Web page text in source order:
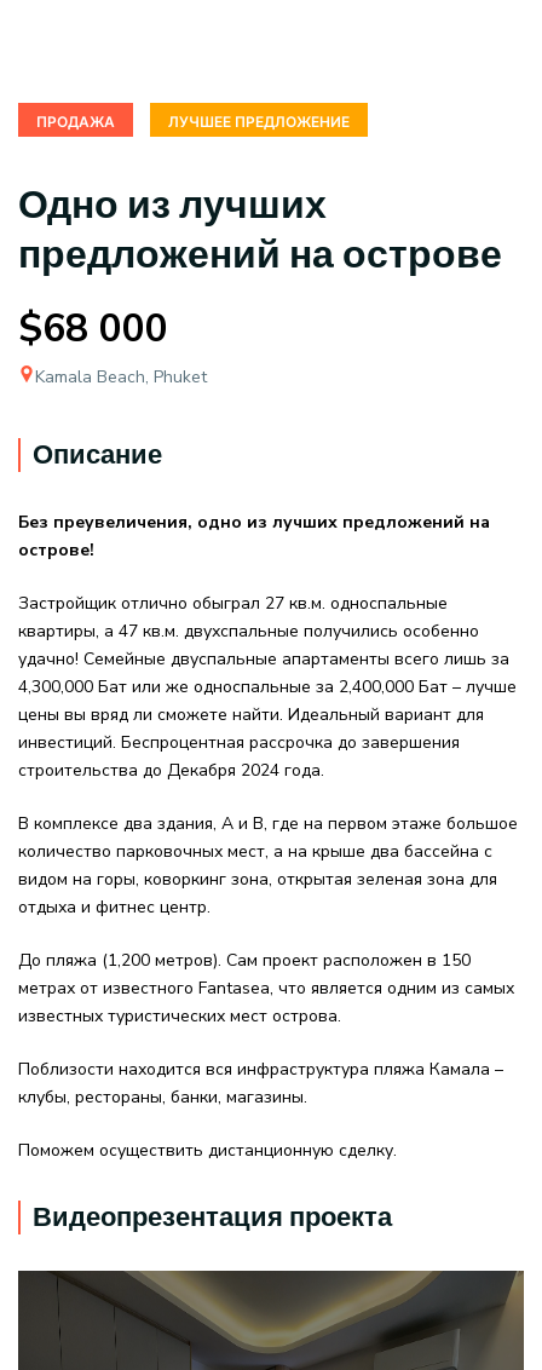
ПРОДАЖА ЛУЧШЕЕ ПРЕДЛОЖЕНИЕ
Одно из лучших
предложений на острове
$68 000
Kamala Beach, Phuket
Описание
Без преувеличения, одно из лучших предложений на
острове!
Застройщик отлично обыграл 27 кв.м. односпальные
квартиры, а 47 кв.м. двухспальные получились особенно
удачно! Семейные двуспальные апартаменты всего лишь за
4,300,000 Бат или же односпальные за 2,400,000 Бат – лучше
цены вы вряд ли сможете найти. Идеальный вариант для
инвестиций. Беспроцентная рассрочка до завершения
строительства до Декабря 2024 года.
В комплексе два здания, А и В, где на первом этаже большое
количество парковочных мест, а на крыше два бассейна с
видом на горы, коворкинг зона, открытая зеленая зона для
отдыха и фитнес центр.
До пляжа (1,200 метров). Сам проект расположен в 150
метрах от известного Fantasea, что является одним из самых
известных туристических мест острова.
Поблизости находится вся инфраструктура пляжа Камала –
клубы, рестораны, банки, магазины.
Поможем осуществить дистанционную сделку.
Видеопрезентация проекта